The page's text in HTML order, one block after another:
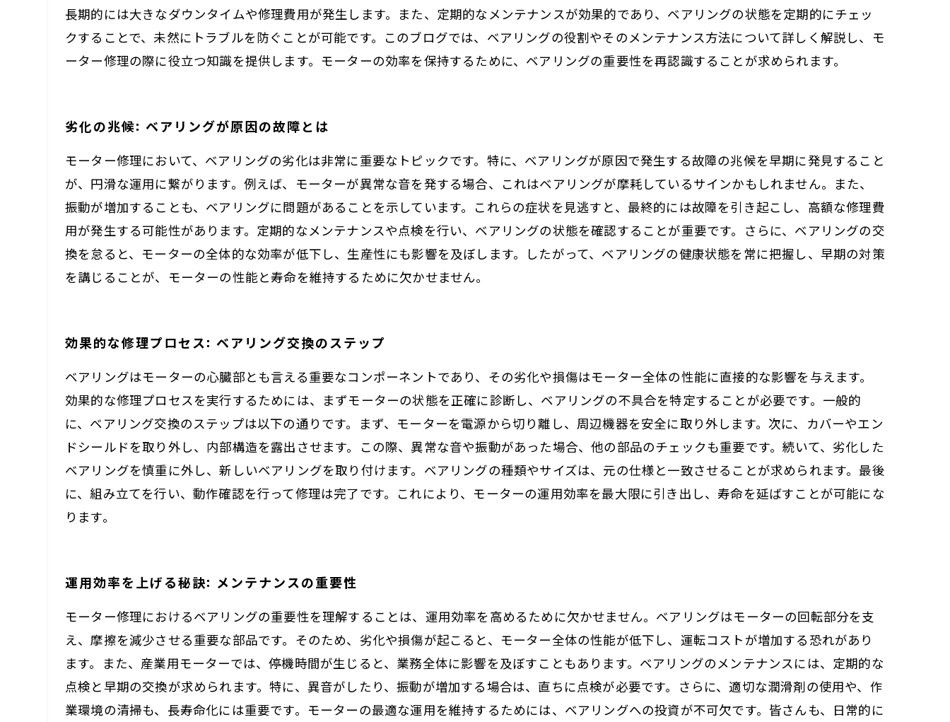
長期的には大きなダウンタイムや修理費用が発生します。また、定期的なメンテナンスが効果的であり、ベアリングの状態を定期的にチェッ
クすることで、未然にトラブルを防ぐことが可能です。このブログでは、ベアリングの役割やそのメンテナンス方法について詳しく解説し、モ
ーター修理の際に役立つ知識を提供します。モーターの効率を保持するために、ベアリングの重要性を再認識することが求められます。
劣化の兆候: ベアリングが原因の故障とは
モーター修理において、ベアリングの劣化は非常に重要なトピックです。特に、ベアリングが原因で発生する故障の兆候を早期に発見すること
が、円滑な運用に繋がります。例えば、モーターが異常な音を発する場合、これはベアリングが摩耗しているサインかもしれません。また、
振動が増加することも、ベアリングに問題があることを示しています。これらの症状を見逃すと、最終的には故障を引き起こし、高額な修理費
用が発生する可能性があります。定期的なメンテナンスや点検を行い、ベアリングの状態を確認することが重要です。さらに、ベアリングの交
換を怠ると、モーターの全体的な効率が低下し、生産性にも影響を及ぼします。したがって、ベアリングの健康状態を常に把握し、早期の対策
を講じることが、モーターの性能と寿命を維持するために欠かせません。
効果的な修理プロセス: ベアリング交換のステップ
ベアリングはモーターの心臓部とも言える重要なコンポーネントであり、その劣化や損傷はモーター全体の性能に直接的な影響を与えます。
効果的な修理プロセスを実行するためには、まずモーターの状態を正確に診断し、ベアリングの不具合を特定することが必要です。一般的
に、ベアリング交換のステップは以下の通りです。まず、モーターを電源から切り離し、周辺機器を安全に取り外します。次に、カバーやエン
ドシールドを取り外し、内部構造を露出させます。この際、異常な音や振動があった場合、他の部品のチェックも重要です。続いて、劣化した
ベアリングを慎重に外し、新しいベアリングを取り付けます。ベアリングの種類やサイズは、元の仕様と一致させることが求められます。最後
に、組み立てを行い、動作確認を行って修理は完了です。これにより、モーターの運用効率を最大限に引き出し、寿命を延ばすことが可能にな
ります。
運用効率を上げる秘訣: メンテナンスの重要性
モーター修理におけるベアリングの重要性を理解することは、運用効率を高めるために欠かせません。ベアリングはモーターの回転部分を支
え、摩擦を減少させる重要な部品です。そのため、劣化や損傷が起こると、モーター全体の性能が低下し、運転コストが増加する恐れがあり
ます。また、産業用モーターでは、停機時間が生じると、業務全体に影響を及ぼすこともあります。ベアリングのメンテナンスには、定期的な
点検と早期の交換が求められます。特に、異音がしたり、振動が増加する場合は、直ちに点検が必要です。さらに、適切な潤滑剤の使用や、作
業環境の清掃も、長寿命化には重要です。モーターの最適な運用を維持するためには、ベアリングへの投資が不可欠です。皆さんも、日常的に